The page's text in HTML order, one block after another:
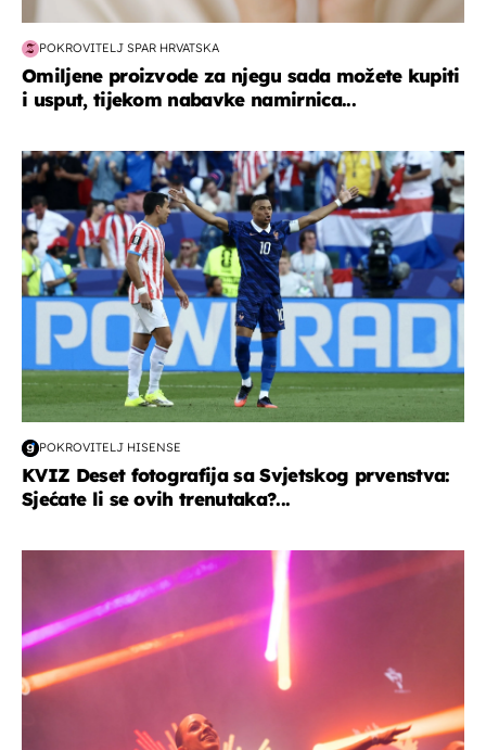
POKROVITELJ SPAR HRVATSKA
Omiljene proizvode za njegu sada možete kupiti
i usput, tijekom nabavke namirnica...
svjetsko prvenstvo 2026
POKROVITELJ HISENSE
KVIZ Deset fotografija sa Svjetskog prvenstva:
Sjećate li se ovih trenutaka?...